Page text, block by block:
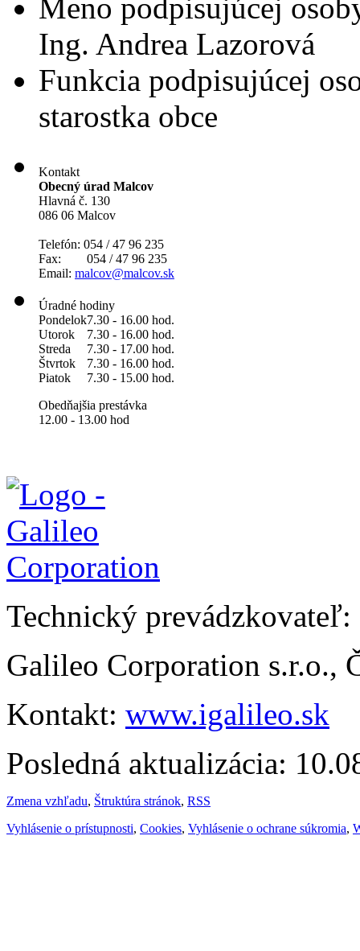
Meno podpisujúcej
Ing. Andrea Lazorová
Funkcia podpisujúcej
starostka obce
Kontakt
Obecný úrad Malcov
Hlavná č. 130
086 06 Malcov
Telefón: 054 / 47 96 235
Fax: 054 / 47 96 235
Email: malcov@malcov.sk
Úradné hodiny
Pondelok7.30 - 16.00 hod.
Utorok
7.30 - 16.00 hod.
Streda
7.30 - 17.00 hod.
Štvrtok
7.30 - 16.00 hod.
Piatok
7.30 - 15.00 hod.
Obedňajšia prestávka
12.00 - 13.00 hod
Technický prevádzkovateľ:
Galileo Corporation s.r.o.,
Kontakt: www.igalileo.sk
Posledná aktualizácia:
Zmena vzhľadu, Štruktúra stránok, RSS
Vyhlásenie o prístupnosti, Cookies, Vyhlásenie o ochrane súkromia,